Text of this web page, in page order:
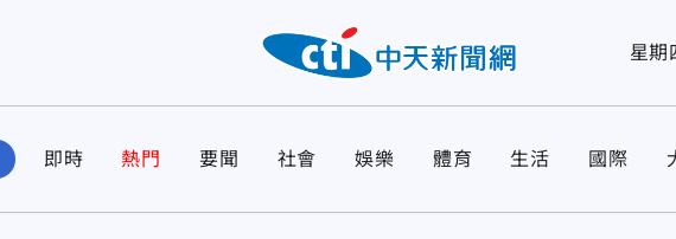
星期
即時 熱門 要聞 社會 娛樂 體育 生活 國際